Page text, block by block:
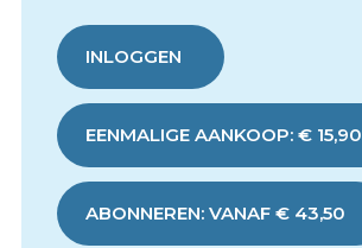
INLOGGEN
EENMALIGE AANKOOP: € 15,90
ABONNEREN: VANAF € 43,50